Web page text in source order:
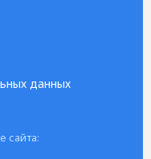
данных
сайта: